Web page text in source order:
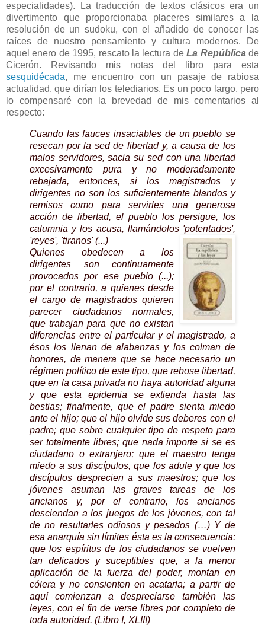
especialidades). La traducción de textos clásicos era un
divertimento que proporcionaba placeres similares a la
resolución de un sudoku, con el añadido de conocer las
raíces de nuestro pensamiento y cultura modernos. De
aquel enero de 1995, rescato la lectura deLa República de
Cicerón. Revisando mis notas del libro para esta
sesquidécada, me encuentro con un pasaje de rabiosa
actualidad, que dirían los telediarios. Es un poco largo, pero
lo compensaré con la brevedad de mis comentarios al
respecto:
Cuando las fauces insaciables de un pueblo se
resecan por la sed de libertad y, a causa de los
malos servidores, sacia su sed con una libertad
excesivamente pura y no moderadamente
rebajada, entonces, si los magistrados y
dirigentes no son los suficientemente blandos y
remisos como para servirles una generosa
acción de libertad, el pueblo los persigue, los
calumnia y los acusa, llamándolos 'potentados',
'reyes', 'tiranos' (...)
Quienes obedecen a los
dirigentes son continuamente
provocados por ese pueblo (...);
por el contrario, a quienes desde
el cargo de magistrados quieren
parecer ciudadanos normales,
que trabajan para que no existan
diferencias entre el particular y el magistrado, a
ésos los llenan de alabanzas y los colman de
honores, de manera que se hace necesario un
régimen político de este tipo, que rebose libertad,
que en la casa privada no haya autoridad alguna
y que esta epidemia se extienda hasta las
bestias; finalmente, que el padre sienta miedo
ante el hijo; que el hijo olvide sus deberes con el
padre; que sobre cualquier tipo de respeto para
ser totalmente libres; que nada importe si se es
ciudadano o extranjero; que el maestro tenga
miedo a sus discípulos, que los adule y que los
discípulos desprecien a sus maestros; que los
jóvenes asuman las graves tareas de los
ancianos y, por el contrario, los ancianos
desciendan a los juegos de los jóvenes, con tal
de no resultarles odiosos y pesados (…) Y de
esa anarquía sin límites ésta es la consecuencia:
que los espíritus de los ciudadanos se vuelven
tan delicados y suceptibles que, a la menor
aplicación de la fuerza del poder, montan en
cólera y no consienten en acatarla; a partir de
aquí comienzan a despreciarse también las
leyes, con el fin de verse libres por completo de
toda autoridad. (Libro I, XLIII)